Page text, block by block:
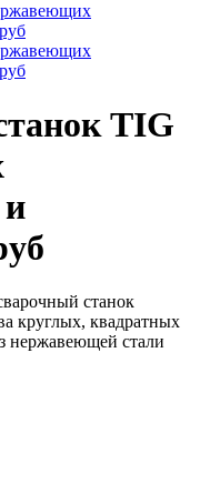
TIG
станок
круглых, квадратных
нержавеющей стали